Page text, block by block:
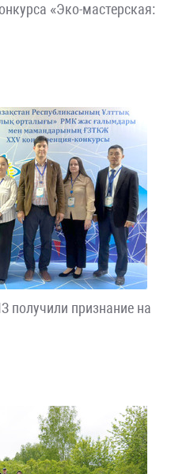
«Эко-мастерская:
получили признание на